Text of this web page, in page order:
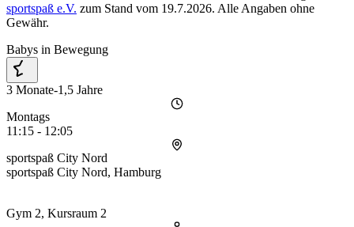
sportspaß e.V. zum Stand vom 19.7.2026. Alle Angaben ohne
Gewähr.
Babys in Bewegung
3 Monate-1,5 Jahre
Montags
11:15 - 12:05
sportspaß City Nord
sportspaß City Nord, Hamburg
Gym 2, Kursraum 2